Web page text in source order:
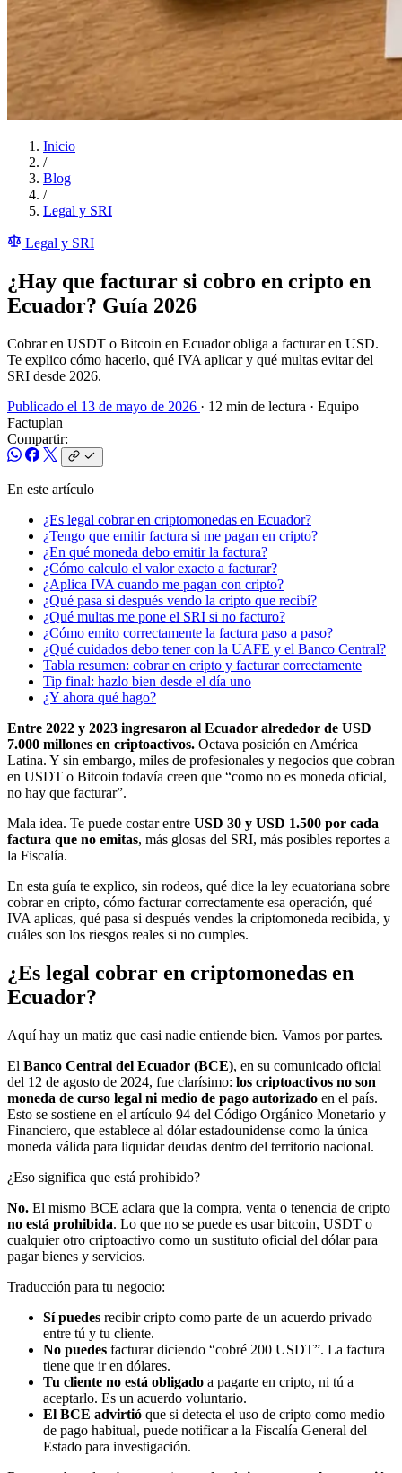
Inicio
/
Blog
/
Legal y SRI
Legal y SRI
¿Hay que facturar si cobro en cripto en
Ecuador? Guía 2026
Cobrar en USDT o Bitcoin en Ecuador obliga a facturar en USD.
Te explico cómo hacerlo, qué IVA aplicar y qué multas evitar del
SRI desde 2026.
Publicado el 13 de mayo de 2026 · 12 min de lectura · Equipo
Factuplan
Compartir:
En este artículo
¿Es legal cobrar en criptomonedas en Ecuador?
¿Tengo que emitir factura si me pagan en cripto?
¿En qué moneda debo emitir la factura?
¿Cómo calculo el valor exacto a facturar?
¿Aplica IVA cuando me pagan con cripto?
¿Qué pasa si después vendo la cripto que recibí?
¿Qué multas me pone el SRI si no facturo?
¿Cómo emito correctamente la factura paso a paso?
¿Qué cuidados debo tener con la UAFE y el Banco Central?
Tabla resumen: cobrar en cripto y facturar correctamente
Tip final: hazlo bien desde el día uno
¿Y ahora qué hago?
Entre 2022 y 2023 ingresaron al Ecuador alrededor de USD
7.000 millones en criptoactivos. Octava posición en América
Latina. Y sin embargo, miles de profesionales y negocios que cobran
en USDT o Bitcoin todavía creen que “como no es moneda oficial,
no hay que facturar”.
Mala idea. Te puede costar entre USD 30 y USD 1.500 por cada
factura que no emitas, más glosas del SRI, más posibles reportes a
la Fiscalía.
En esta guía te explico, sin rodeos, qué dice la ley ecuatoriana sobre
cobrar en cripto, cómo facturar correctamente esa operación, qué
IVA aplicas, qué pasa si después vendes la criptomoneda recibida, y
cuáles son los riesgos reales si no cumples.
¿Es legal cobrar en criptomonedas en
Ecuador?
Aquí hay un matiz que casi nadie entiende bien. Vamos por partes.
El Banco Central del Ecuador (BCE), en su comunicado oficial
del 12 de agosto de 2024, fue clarísimo: los criptoactivos no son
moneda de curso legal ni medio de pago autorizado en el país.
Esto se sostiene en el artículo 94 del Código Orgánico Monetario y
Financiero, que establece al dólar estadounidense como la única
moneda válida para liquidar deudas dentro del territorio nacional.
¿Eso significa que está prohibido?
No. El mismo BCE aclara que la compra, venta o tenencia de cripto
no está prohibida. Lo que no se puede es usar bitcoin, USDT o
cualquier otro criptoactivo como un sustituto oficial del dólar para
pagar bienes y servicios.
Traducción para tu negocio:
Sí puedes recibir cripto como parte de un acuerdo privado
entre tú y tu cliente.
No puedes facturar diciendo “cobré 200 USDT”. La factura
tiene que ir en dólares.
Tu cliente no está obligado a pagarte en cripto, ni tú a
aceptarlo. Es un acuerdo voluntario.
El BCE advirtió que si detecta el uso de cripto como medio
de pago habitual, puede notificar a la Fiscalía General del
Estado para investigación.